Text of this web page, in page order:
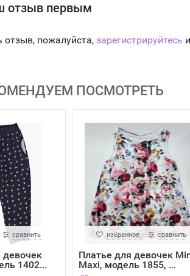
отзыв первым
пожалуйста, зарегистрируйтесь
ПОСМОТРЕТЬ
сравнить
1402...
избранное сравнить
Платье для девочек
Maxi, модель 1855, ...